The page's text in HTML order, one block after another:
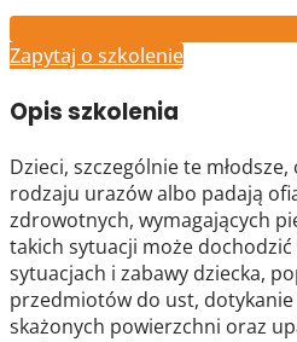
Zapytaj o szkolenie
Opis szkolenia
Dzieci, szczególnie te
rodzaju urazów albo padają
zdrowotnych, wymagających
takich sytuacji może
sytuacjach i zabawy dziecka,
przedmiotów do ust,
skażonych powierzchni oraz